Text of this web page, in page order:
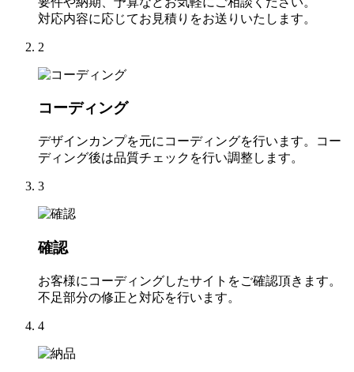
対応内容に応じてお見積りをお送りいたします。
2
コーディング
デザインカンプを元にコーディングを行います。コー
ディング後は品質チェックを行い調整します。
3
確認
お客様にコーディングしたサイトをご確認頂きます。
不足部分の修正と対応を行います。
4